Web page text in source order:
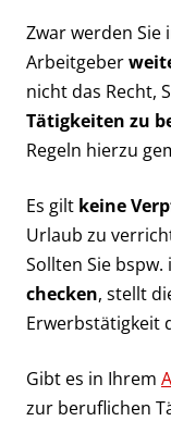
Zwar werden Sie
Arbeitgeber
nicht das Recht,
Tätigkeiten zu
Regeln hierzu
Es gilt keine
Urlaub zu
Sollten Sie
checken, stellt
Erwerbstätigkeit
Gibt es in Ihrem
zur beruflichen